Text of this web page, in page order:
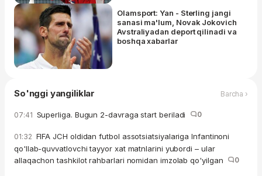
Olamsport: Yan - Sterling jangi
sanasi ma'lum, Novak Jokovich
Avstraliyadan deport qilinadi va
boshqa xabarlar
So'nggi yangiliklar Barcha ›
07:41 Superliga. Bugun 2-davraga start beriladi 0
01:32 FIFA JCH oldidan futbol assotsiatsiyalariga Infantinoni
qo'llab-quvvatlovchi tayyor xat matnlarini yubordi – ular
allaqachon tashkilot rahbarlari nomidan imzolab qo'yilgan
0